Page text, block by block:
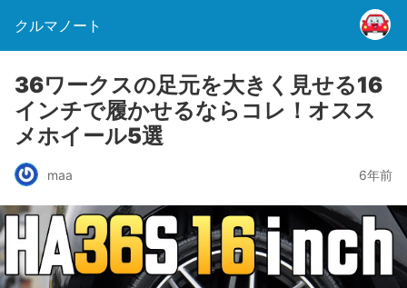
クルマノート
36ワークスの足元を大きく見せる16
インチで履かせるならコレ！オスス
メホイール5選
maa 6年前